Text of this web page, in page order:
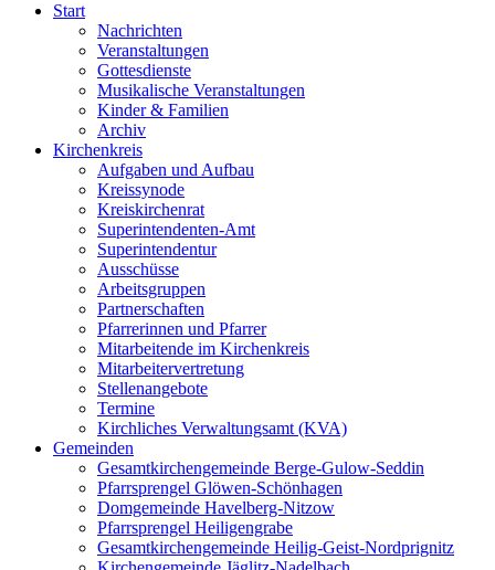
Start
Nachrichten
Veranstaltungen
Gottesdienste
Musikalische Veranstaltungen
Kinder & Familien
Archiv
Kirchenkreis
Aufgaben und Aufbau
Kreissynode
Kreiskirchenrat
Superintendenten-Amt
Superintendentur
Ausschüsse
Arbeitsgruppen
Partnerschaften
Pfarrerinnen und Pfarrer
Mitarbeitende im Kirchenkreis
Mitarbeitervertretung
Stellenangebote
Termine
Kirchliches Verwaltungsamt (KVA)
Gemeinden
Gesamtkirchengemeinde Berge-Gulow-Seddin
Pfarrsprengel Glöwen-Schönhagen
Domgemeinde Havelberg-Nitzow
Pfarrsprengel Heiligengrabe
Gesamtkirchengemeinde Heilig-Geist-Nordprignitz